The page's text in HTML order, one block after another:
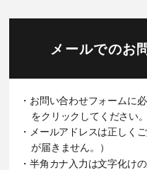
メールでのお
・お問い合わせフォームに
をクリックしてください。
・メールアドレスは正しく
が届きません。）
・半角カナ入力は文字化け